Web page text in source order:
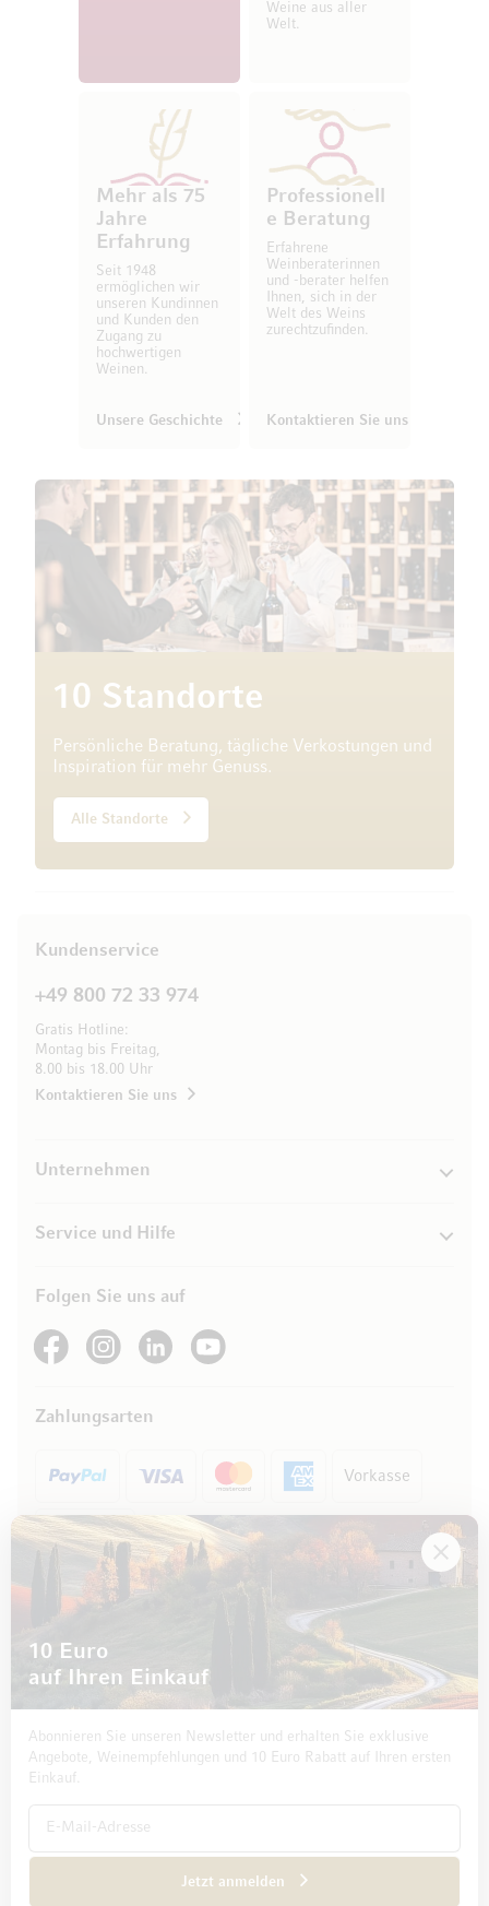
Weine aus aller
Welt.
Mehr als 75
Jahre
Erfahrung
Seit 1948
ermöglichen wir
unseren Kundinnen
und Kunden den
Zugang zu
hochwertigen
Weinen.
Unsere Geschichte
Professionell
e Beratung
Erfahrene
Weinberaterinnen
und -berater helfen
Ihnen, sich in der
Welt des Weins
zurechtzufinden.
Kontaktieren Sie uns
10 Standorte
Persönliche Beratung, tägliche Verkostungen und
Inspiration für mehr Genuss.
Alle Standorte
Kundenservice
+49 800 72 33 974
Gratis Hotline:
Montag bis Freitag,
8.00 bis 18.00 Uhr
Kontaktieren Sie uns
Unternehmen
Service und Hilfe
Folgen Sie uns auf
See our FacebookSee our Instagram account
See our LinkedInSee our YouTube channel
Zahlungsarten
Vorkasse
Rechnung
Datenschutz und Disclaimer
10 Euro
auf Ihren Einkauf
Abonnieren Sie unseren Newsletter und erhalten Sie exklusive
Angebote, Weinempfehlungen und 10 Euro Rabatt auf Ihren ersten
Einkauf.
Jetzt anmelden